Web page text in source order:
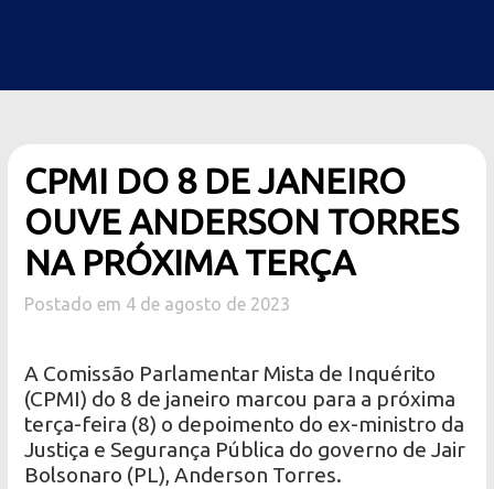
CPMI DO 8 DE JANEIRO
OUVE ANDERSON TORRES
NA PRÓXIMA TERÇA
Postado em 4 de agosto de 2023
A Comissão Parlamentar Mista de Inquérito
(CPMI) do 8 de janeiro marcou para a próxima
terça-feira (8) o depoimento do ex-ministro da
Justiça e Segurança Pública do governo de Jair
Bolsonaro (PL), Anderson Torres.